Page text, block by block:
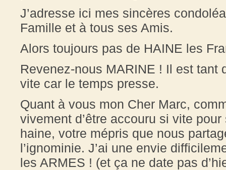
J’adresse ici mes sincères
Famille et à tous ses Amis.
Alors toujours pas de HAINE les
Revenez-nous MARINE ! Il est tant
vite car le temps presse.
Quant à vous mon Cher Marc,
vivement d’être accouru si vite
haine, votre mépris que nous
l’ignominie. J’ai une envie
les ARMES ! (et ça ne date pas